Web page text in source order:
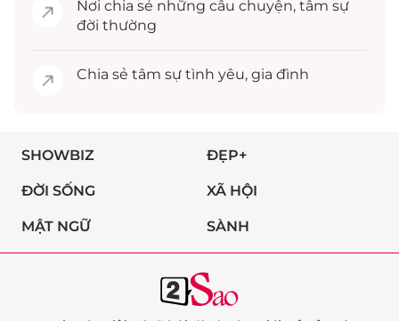
Nơi chia sẻ những câu chuyện, tâm sự
đời thường
Chia sẻ tâm sự tình yêu, gia đình
SHOWBIZ ĐẸP+
ĐỜI SỐNG XÃ HỘI
MẬT NGỮ SÀNH